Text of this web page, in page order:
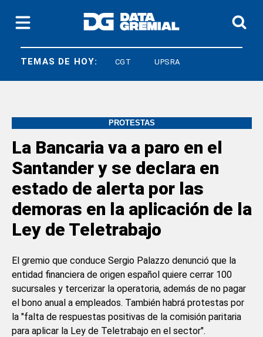
TEMAS DE HOY:
LEY BASES CGT UPSRA
PROTESTAS
La Bancaria va a paro en el
Santander y se declara en
estado de alerta por las
demoras en la aplicación de la
Ley de Teletrabajo
El gremio que conduce Sergio Palazzo denunció que la
entidad financiera de origen español quiere cerrar 100
sucursales y tercerizar la operatoria, además de no pagar
el bono anual a empleados. También habrá protestas por
la "falta de respuestas positivas de la comisión paritaria
para aplicar la Ley de Teletrabajo en el sector".